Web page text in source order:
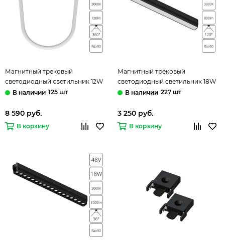
Магнитный трековый
светодиодный светильник 12W
3000K A1167PL-1BK чёрный
125 шт
8 590 руб.
В корзину
Магнитный трековый
светодиодный светильник 18W
3000K A1168PL-1BK чёрный
227 шт
3 250 руб.
В корзину